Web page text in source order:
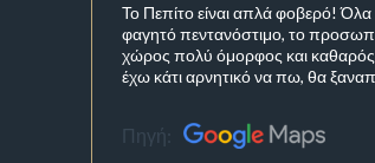
Το Πεπίτο είναι απλά φοβερό! Όλα
φαγητό πεντανόστιμο, το
χώρος πολύ όμορφος και
έχω κάτι αρνητικό να πω, θα
Πηγή: